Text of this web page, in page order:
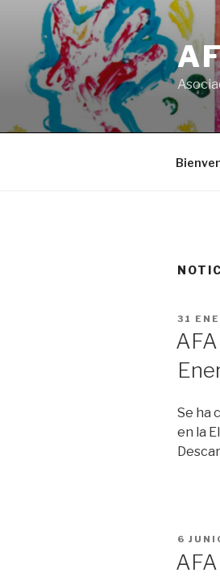
contenido
31
Se ha
en la
6